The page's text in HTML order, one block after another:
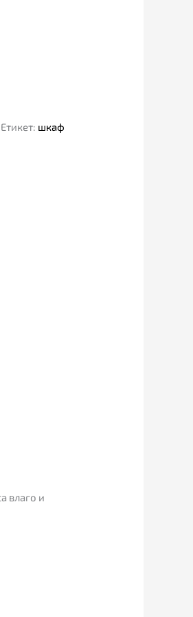
Етикет: шкаф
влаго и